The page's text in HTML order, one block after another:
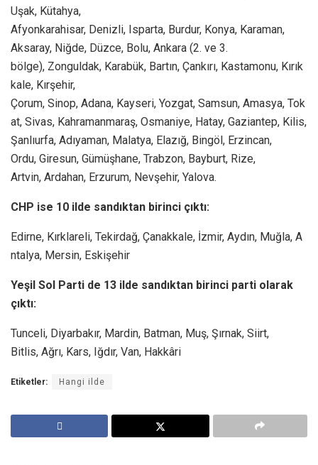
Uşak, Kütahya,
Afyonkarahisar, Denizli, Isparta, Burdur, Konya, Karaman,
Aksaray, Niğde, Düzce, Bolu, Ankara (2. ve 3.
bölge), Zonguldak, Karabük, Bartın, Çankırı, Kastamonu, Kırık
kale, Kırşehir,
Çorum, Sinop, Adana, Kayseri, Yozgat, Samsun, Amasya, Tok
at, Sivas, Kahramanmaraş, Osmaniye, Hatay, Gaziantep, Kilis,
Şanlıurfa, Adıyaman, Malatya, Elazığ, Bingöl, Erzincan,
Ordu, Giresun, Gümüşhane, Trabzon, Bayburt, Rize,
Artvin, Ardahan, Erzurum, Nevşehir, Yalova.
CHP ise 10 ilde sandıktan birinci çıktı:
Edirne, Kırklareli, Tekirdağ, Çanakkale, İzmir, Aydın, Muğla, A
ntalya, Mersin, Eskişehir
Yeşil Sol Parti de 13 ilde sandıktan birinci parti olarak
çıktı:
Tunceli, Diyarbakır, Mardin, Batman, Muş, Şırnak, Siirt,
Bitlis, Ağrı, Kars, Iğdır, Van, Hakkâri
Etiketler: Hangi ilde